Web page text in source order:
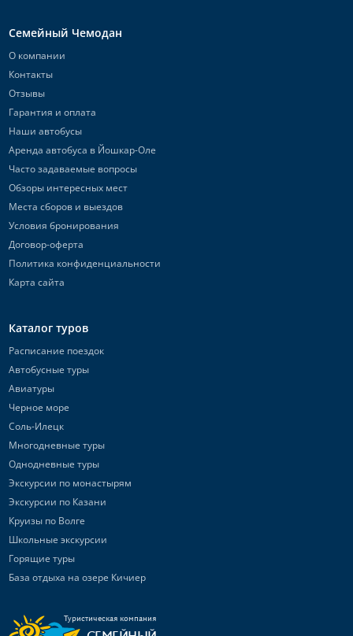
Семейный Чемодан
О компании
Контакты
Отзывы
Гарантия и оплата
Наши автобусы
Аренда автобуса в Йошкар-Оле
Часто задаваемые вопросы
Обзоры интересных мест
Места сборов и выездов
Условия бронирования
Договор-оферта
Политика конфиденциальности
Карта сайта
Каталог туров
Расписание поездок
Автобусные туры
Авиатуры
Черное море
Соль-Илецк
Многодневные туры
Однодневные туры
Экскурсии по монастырям
Экскурсии по Казани
Круизы по Волге
Школьные экскурсии
Горящие туры
База отдыха на озере Кичиер
Туристическая компания